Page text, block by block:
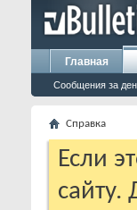
Главная
Сообщения за
Справка
Если